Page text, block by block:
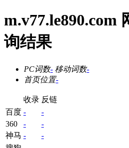
m.v77.le890.com
询结果
PC词数- 移动词数-
首页位置-
收录 反链
百度 -
-
360
-
-
神马 -
-